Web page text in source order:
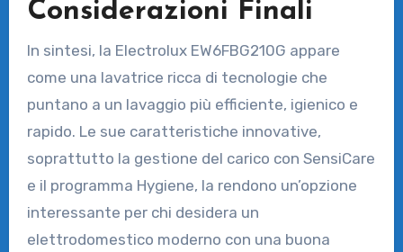
Considerazioni Finali
In sintesi, la Electrolux EW6FBG210G appare
come una lavatrice ricca di tecnologie che
puntano a un lavaggio più efficiente, igienico e
rapido. Le sue caratteristiche innovative,
soprattutto la gestione del carico con SensiCare
e il programma Hygiene, la rendono un’opzione
interessante per chi desidera un
elettrodomestico moderno con una buona